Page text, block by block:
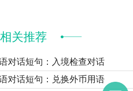
相关推荐
对话短句：入境检查对话
对话短句：兑换外币用语